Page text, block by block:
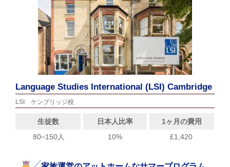
Language Studies International (LSI) Cambridge
LSI ケンブリッジ校
生徒数 日本人比率
1ヶ月の費用
80~150人
10% £1,420